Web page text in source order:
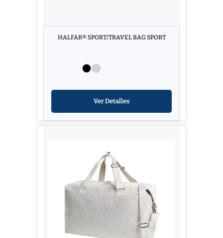
HALFAR® SPORT/TRAVEL BAG SPORT
Ver Detalles